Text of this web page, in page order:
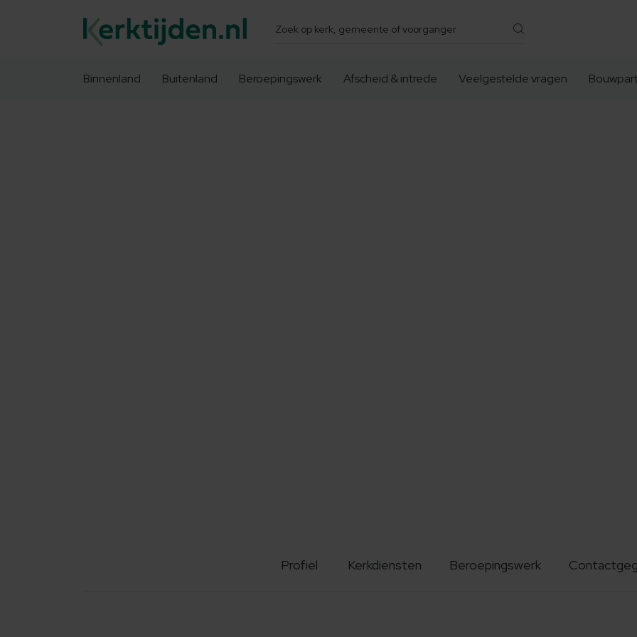
Zoeken
Binnenland Buitenland Beroepingswerk Afscheid & intrede Veelgestelde vragen
Profiel Kerkdiensten Beroepingswerk